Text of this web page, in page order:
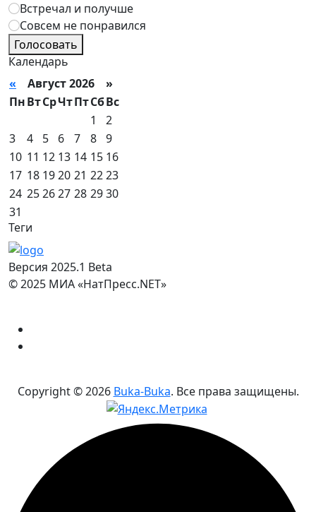
Встречал и получше
Совсем не понравился
Голосовать
Календарь
« Август 2026 »
ПнВтСрЧтПтСбВс
1
2
3
4 5 6 7 8 9
10 11 12 13 14 15 16
17 18 1920 21 2223
24 252627 28 2930
31
Теги
Версия 2025.1 Beta
© 2025 МИА «НатПресс.NET»
Copyright ©2026 Buka-Buka. Все права защищены.